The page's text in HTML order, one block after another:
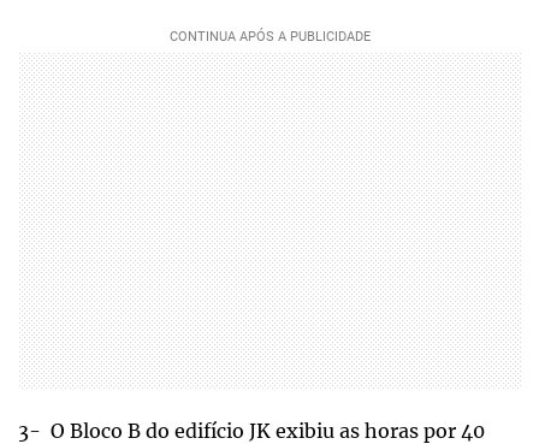
3- O Bloco B do edifício JK exibiu as horas por 40